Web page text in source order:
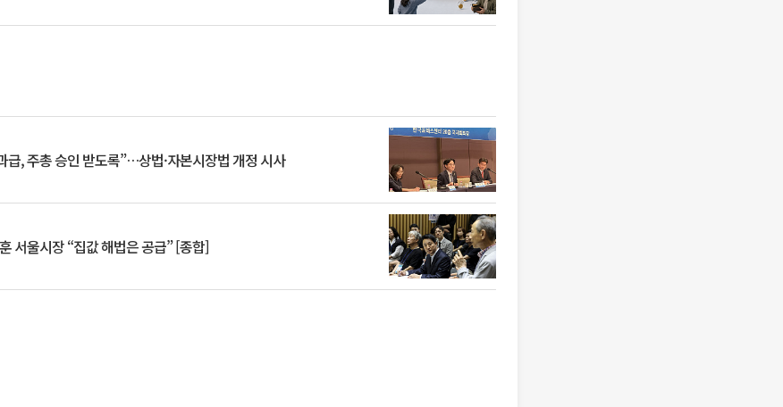
급, 주총 승인 받도록”…상법·자본시장법 개정 시사
서울시장 “집값 해법은 공급” [종합]